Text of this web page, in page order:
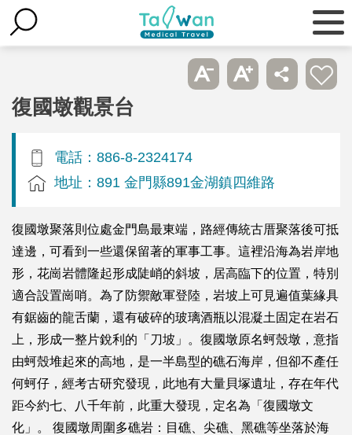
復國墩觀景台
電話：886-8-2324174
地址：891 金門縣891金湖鎮四維路
復國墩聚落則位處金門島最東端，路經傳統古厝聚落後可抵
達邊，可看到一些還保留著的軍事工事。這裡沿海為岩岸地
形，花崗岩體隆起形成陡峭的斜坡，居高臨下的位置，特別
適合設置崗哨。為了防禦敵軍登陸，岩坡上可見遍值葉緣具
有鋸齒的龍舌蘭，還有破碎的玻璃酒瓶以混凝土固定在岩石
上，形成一整片銳利的「刀坡」。復國墩原名蚵殼墩，意指
由蚵殼堆起來的高地，是一半島型的礁石海岸，但卻不產任
何蚵仔，經考古研究發現，此地有大量貝塚遺址，存在年代
距今約七、八千年前，此重大發現，定名為「復國墩文
化」。 復國墩周圍多礁岩：目礁、尖礁、黑礁等坐落於海